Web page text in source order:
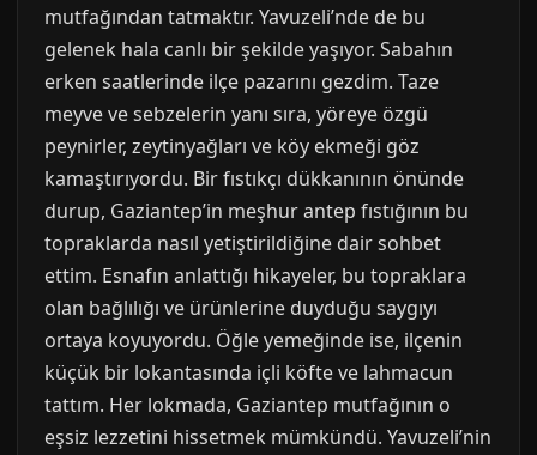
mutfağından tatmaktır. Yavuzeli’nde de bu
gelenek hala canlı bir şekilde yaşıyor. Sabahın
erken saatlerinde ilçe pazarını gezdim. Taze
meyve ve sebzelerin yanı sıra, yöreye özgü
peynirler, zeytinyağları ve köy ekmeği göz
kamaştırıyordu. Bir fıstıkçı dükkanının önünde
durup, Gaziantep’in meşhur antep fıstığının bu
topraklarda nasıl yetiştirildiğine dair sohbet
ettim. Esnafın anlattığı hikayeler, bu topraklara
olan bağlılığı ve ürünlerine duyduğu saygıyı
ortaya koyuyordu. Öğle yemeğinde ise, ilçenin
küçük bir lokantasında içli köfte ve lahmacun
tattım. Her lokmada, Gaziantep mutfağının o
eşsiz lezzetini hissetmek mümkündü. Yavuzeli’nin